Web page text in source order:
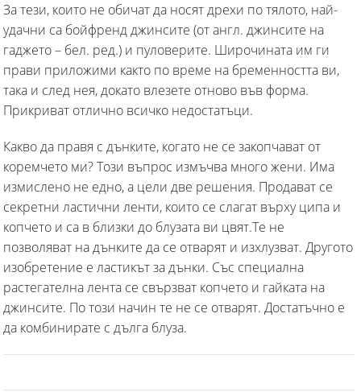
За тези, които не обичат да носят дрехи по тялото, най-
удачни са бойфренд джинсите (от англ. джинсите на
гаджето – бел. ред.) и пуловерите. Широчината им ги
прави приложими както по време на бременността ви,
така и след нея, докато влезете отново във форма.
Прикриват отлично всичко недостатъци.
Какво да правя с дънките, когато не се закопчават от
коремчето ми? Този въпрос измъчва много жени. Има
измислено не едно, а цели две решения. Продават се
секретни ластични ленти, които се слагат върху ципа и
копчето и са в близки до блузата ви цвят.Те не
позволяват на дънките да се отварят и изхлузват. Другото
изобретение е ластикът за дънки. Със специална
растегателна лента се свързват копчето и гайката на
джинсите. По този начин те не се отварят. Достатъчно е
да комбинирате с дълга блуза.